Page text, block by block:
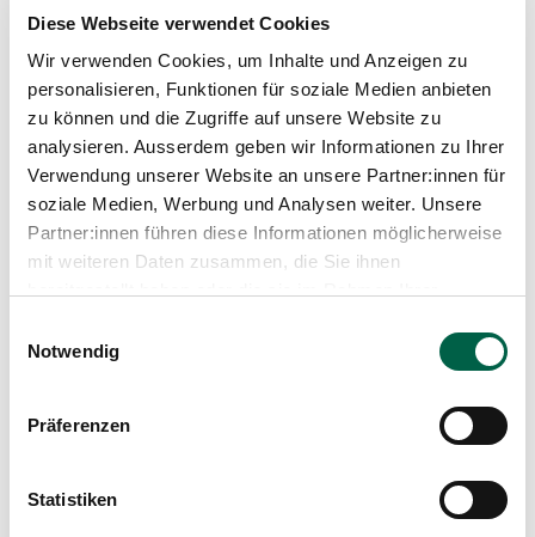
Diese Webseite verwendet Cookies
Wir verwenden Cookies, um Inhalte und Anzeigen zu
personalisieren, Funktionen für soziale Medien anbieten
zu können und die Zugriffe auf unsere Website zu
analysieren. Ausserdem geben wir Informationen zu Ihrer
Verwendung unserer Website an unsere Partner:innen für
soziale Medien, Werbung und Analysen weiter. Unsere
Partner:innen führen diese Informationen möglicherweise
mit weiteren Daten zusammen, die Sie ihnen
Notwendig
Präferenzen
Statistiken
Dr. med. Julia Graf
Senior physician, Gynaecological clinic